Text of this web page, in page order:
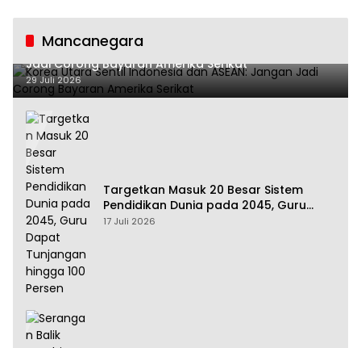
Mancanegara
Korea Utara Sentil Indonesia dan ASEAN: Jangan
Jadi Corong Bayaran Amerika Serikat
29 Juli 2026
Targetkan Masuk 20 Besar Sistem
Pendidikan Dunia pada 2045, Guru
Dapat Tunjangan hingga 100 Persen
17 Juli 2026